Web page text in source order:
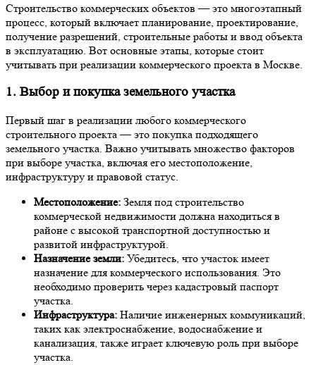
Строительство коммерческих объектов — это многоэтапный
процесс, который включает планирование, проектирование,
получение разрешений, строительные работы и ввод объекта
в эксплуатацию. Вот основные этапы, которые стоит
учитывать при реализации коммерческого проекта в Москве.
1. Выбор и покупка земельного участка
Первый шаг в реализации любого коммерческого
строительного проекта — это покупка подходящего
земельного участка. Важно учитывать множество факторов
при выборе участка, включая его местоположение,
инфраструктуру и правовой статус.
Местоположение: Земля под строительство
коммерческой недвижимости должна находиться в
районе с высокой транспортной доступностью и
развитой инфраструктурой.
Назначение земли: Убедитесь, что участок имеет
назначение для коммерческого использования. Это
необходимо проверить через кадастровый паспорт
участка.
Инфраструктура: Наличие инженерных коммуникаций,
таких как электроснабжение, водоснабжение и
канализация, также играет ключевую роль при выборе
участка.